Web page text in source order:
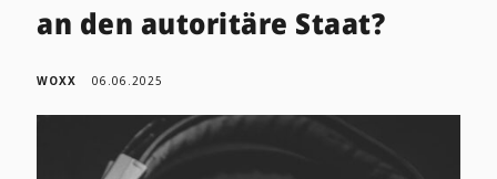
an den autoritäre Staat?
WOXX 06.06.2025